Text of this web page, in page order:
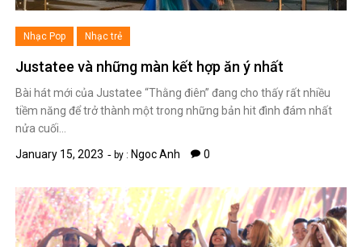
Nhạc Pop Nhạc trẻ
Justatee và những màn kết hợp ăn ý nhất
Bài hát mới của Justatee “Thằng điên” đang cho thấy rất nhiều
tiềm năng để trở thành một trong những bản hit đình đám nhất
nửa cuối…
January 15, 2023
by : Ngoc Anh 0